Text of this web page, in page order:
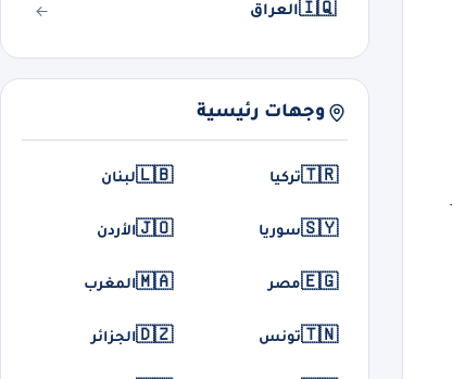
🇮🇶العراق
وجهات رئيسية
🇹🇷تركيا 🇱🇧لبنان
🇸🇾سوريا 🇯🇴الأردن
🇪🇬مصر 🇲🇦المغرب
🇹🇳تونس 🇩🇿الجزائر